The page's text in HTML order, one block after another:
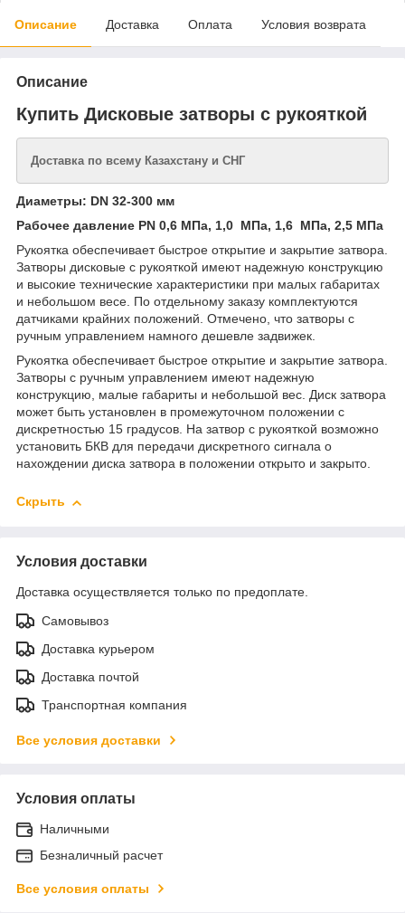
Описание Доставка Оплата Условия возврата
Описание
Купить Дисковые затворы с рукояткой
Доставка по всему Казахстану и СНГ
Диаметры: DN 32-300 мм
Рабочее давление PN 0,6 МПа, 1,0 МПа, 1,6 МПа, 2,5 МПа
Рукоятка обеспечивает быстрое открытие и закрытие затвора.
Затворы дисковые с рукояткой имеют надежную конструкцию
и высокие технические характеристики при малых габаритах
и небольшом весе. По отдельному заказу комплектуются
датчиками крайних положений. Отмечено, что затворы с
ручным управлением намного дешевле задвижек.
Рукоятка обеспечивает быстрое открытие и закрытие затвора.
Затворы с ручным управлением имеют надежную
конструкцию, малые габариты и небольшой вес. Диск затвора
может быть установлен в промежуточном положении с
дискретностью 15 градусов. На затвор с рукояткой возможно
установить БКВ для передачи дискретного сигнала о
нахождении диска затвора в положении открыто и закрыто.
Скрыть
Условия доставки
Доставка осуществляется только по предоплате.
Самовывоз
Доставка курьером
Доставка почтой
Транспортная компания
Все условия доставки
Условия оплаты
Наличными
Безналичный расчет
Все условия оплаты